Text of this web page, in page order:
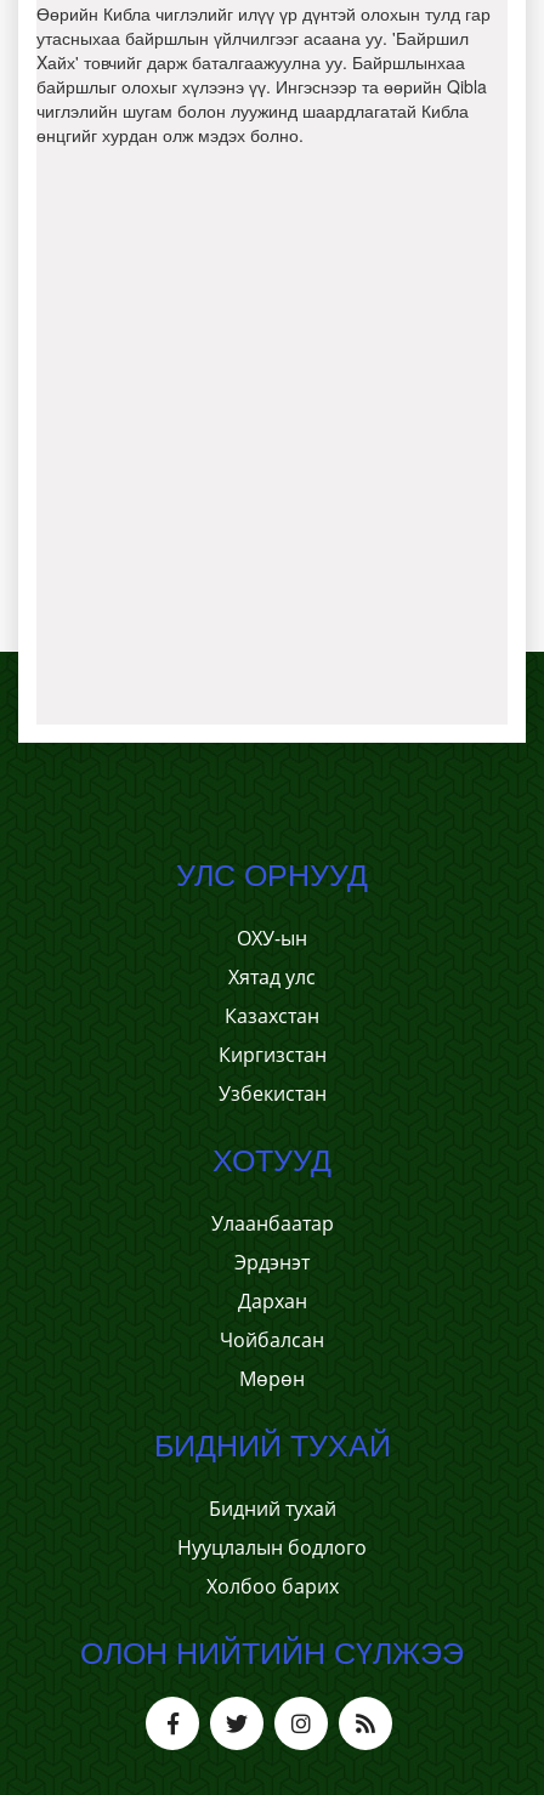
Өөрийн Кибла чиглэлийг илүү үр дүнтэй олохын тулд гар
утасныхаа байршлын үйлчилгээг асаана уу. 'Байршил
Xайх' товчийг дарж баталгаажуулна уу. Байршлынхаа
байршлыг олохыг хүлээнэ үү. Ингэснээр та өөрийн Qibla
чиглэлийн шугам болон луужинд шаардлагатай Кибла
өнцгийг хурдан олж мэдэх болно.
УЛС ОРНУУД
ОХУ-ын
Хятад улс
Казахстан
Киргизстан
Узбекистан
ХОТУУД
Улаанбаатар
Эpдэнэт
Дархан
Чойбалсан
Мөрөн
БИДНИЙ ТУХАЙ
Бидний тухай
Нууцлалын бодлого
Холбоо барих
ОЛОН НИЙТИЙН СҮЛЖЭЭ